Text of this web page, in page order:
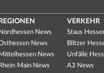
REGIONEN
Nordhessen News
News
Mittelhessen News
Rhein-Main News
VERKEHR
Staus
Blitzer
Unfälle
A3 News